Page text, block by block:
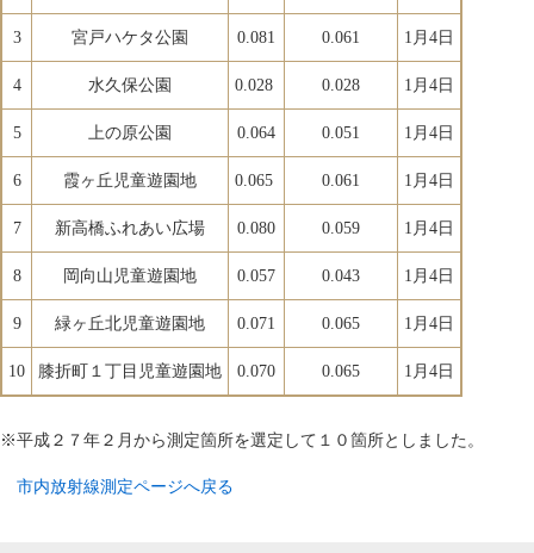
3 宮戸ハケタ公園 0.081 0.061 1月4日
4 水久保公園 0.028 0.028 1月4日
5 上の原公園 0.064 0.051 1月4日
6 霞ヶ丘児童遊園地 0.065 0.061 1月4日
7 新高橋ふれあい広場 0.080 0.059 1月4日
8 岡向山児童遊園地 0.057 0.043 1月4日
9 緑ヶ丘北児童遊園地 0.071 0.065 1月4日
10 膝折町１丁目児童遊園地 0.070 0.065 1月4日
※平成２７年２月から測定箇所を選定して１０箇所としました。
市内放射線測定ページへ戻る